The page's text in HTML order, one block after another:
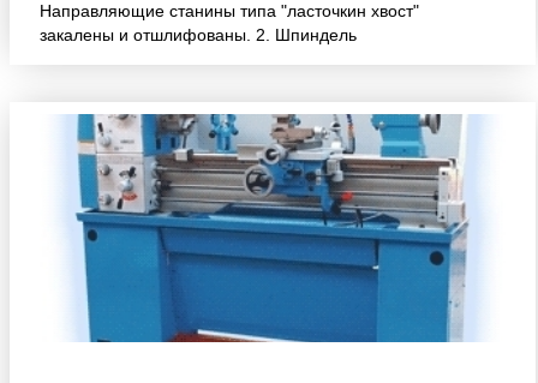
Направляющие станины типа "ласточкин хвост"
закалены и отшлифованы. 2. Шпиндель